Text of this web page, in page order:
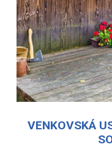
VENKOVSKÁ